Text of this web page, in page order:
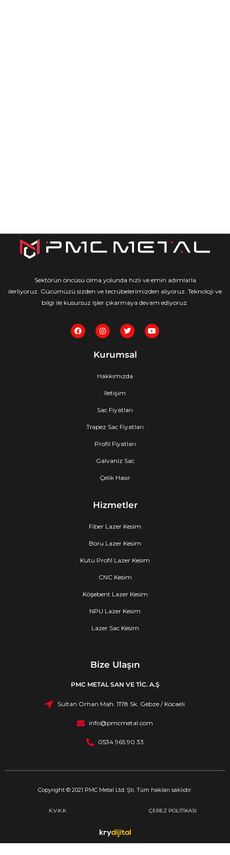
Sektörün öncüsü olma yolunda hızlı ve emin adımlarla
ilerliyoruz. Gücümüzü sizden ve tecrübelerimizden alıyoruz. Teknoloji ve
bilgi ile kusursuz işler çıkarmaya devam ediyoruz.
F
a
c
I
n
s
a
a
T
w
i
t
Y
o
u
Kurumsal
Hakkımızda
Iletişim
Sac Fiyatları
Trapez Sac Fiyatları
Profil Fiyatları
Galvaniz Sac
Çelik Hasır
Hizmetler
Fiber Lazer Kesim
Boru Lazer Kesim
Kutu Profil Lazer Kesim
CNC Kesim
Köşebent Lazer Kesim
NPU Lazer Kesim
Lazer Sac Kesim
Bize Ulaşın
PMC METAL SAN VE TİC. A.Ş
Sultan Orhan Mah. 1178 Sk. Gebze / Kocaeli
info@pmcmetal.com
0534 965 90 33
Copyright © 2021 PMC Metal Ltd. Şti. Tüm hakları saklıdır.
K.V.K.K ÇEREZ POLİTİKASI